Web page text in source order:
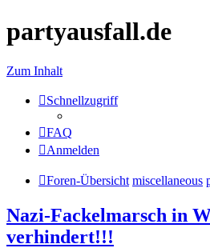
partyausfall.de
Zum Inhalt
Schnellzugriff
FAQ
Anmelden
Foren-Übersicht miscellaneous
Nazi-Fackelmarsch in
verhindert!!!